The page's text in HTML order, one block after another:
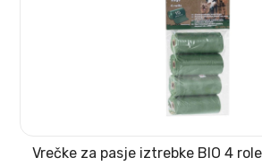
Vrečke za pasje iztrebke BIO 4